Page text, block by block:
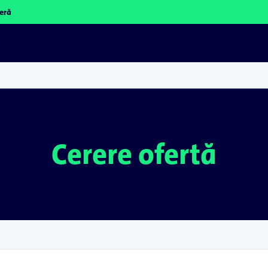
Cerere ofertă